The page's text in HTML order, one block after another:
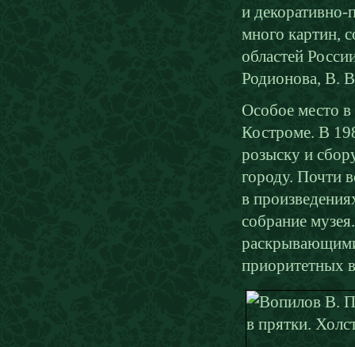
и декоративно-
много картин,
областей
Родионова, В.
Особое место
Костроме. В
розыску и
городу. Почти
в
собрание
раскрывающими
приоритетных